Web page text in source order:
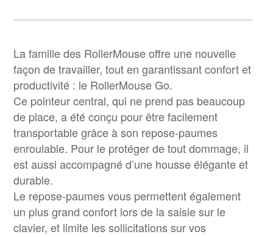
La famille des RollerMouse offre une nouvelle
façon de travailler, tout en garantissant confort et
productivité : le RollerMouse Go.
Ce pointeur central, qui ne prend pas beaucoup
de place, a été conçu pour être facilement
transportable grâce à son repose-paumes
enroulable. Pour le protéger de tout dommage, il
est aussi accompagné d’une housse élégante et
durable.
Le repose-paumes vous permettent également
un plus grand confort lors de la saisie sur le
clavier, et limite les sollicitations sur vos